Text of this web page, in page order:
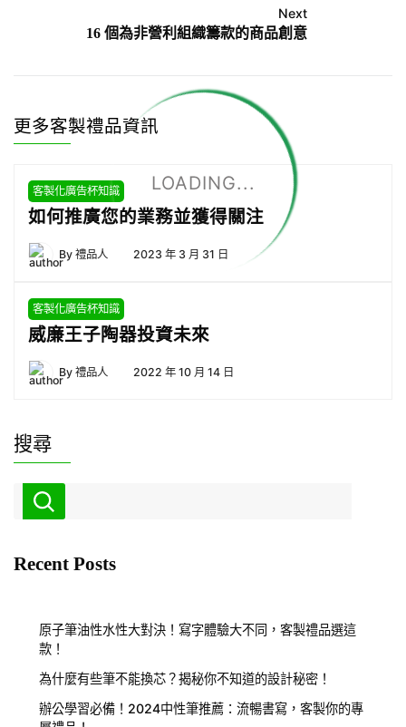
LOADING...
Next
16 個為非營利組織籌款的商品創意
更多客製禮品資訊
客製化廣告杯知識
如何推廣您的業務並獲得關注
By 禮品人 2023 年 3 月 31 日
客製化廣告杯知識
威廉王子陶器投資未來
By 禮品人 2022 年 10 月 14 日
搜尋
Recent Posts
原子筆油性水性大對決！寫字體驗大不同，客製禮品選這
款！
為什麼有些筆不能換芯？揭秘你不知道的設計秘密！
辦公學習必備！2024中性筆推薦：流暢書寫，客製你的專